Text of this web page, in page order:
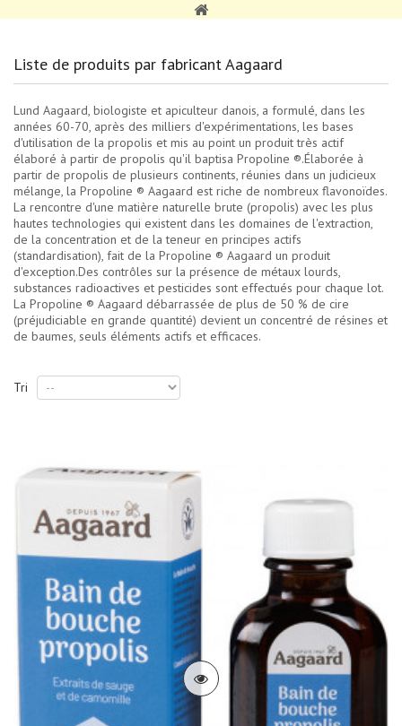
Liste de produits par fabricant Aagaard
Lund Aagaard, biologiste et apiculteur danois, a formulé, dans les
années 60-70, après des milliers d'expérimentations, les bases
d'utilisation de la propolis et mis au point un produit très actif
élaboré à partir de propolis qu'il baptisa Propoline ®.Élaborée à
partir de propolis de plusieurs continents, réunies dans un judicieux
mélange, la Propoline ® Aagaard est riche de nombreux flavonoïdes.
La rencontre d'une matière naturelle brute (propolis) avec les plus
hautes technologies qui existent dans les domaines de l'extraction,
de la concentration et de la teneur en principes actifs
(standardisation), fait de la Propoline ® Aagaard un produit
d'exception.Des contrôles sur la présence de métaux lourds,
substances radioactives et pesticides sont effectués pour chaque lot.
La Propoline ® Aagaard débarrassée de plus de 50 % de cire
(préjudiciable en grande quantité) devient un concentré de résines et
de baumes, seuls éléments actifs et efficaces.
Tri